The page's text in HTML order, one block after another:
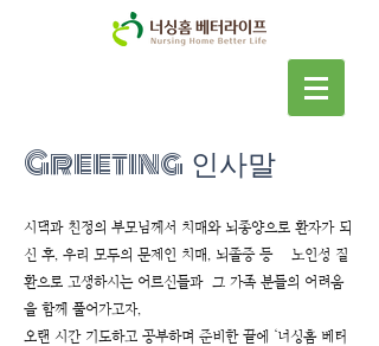
Greeting 인사말
시댁과 친정의 부모님께서 치매와 뇌종양으로 환자가 되
신 후, 우리 모두의 문제인 치매, 뇌졸증 등 노인성 질
환으로 고생하시는 어르신들과 그 가족 분들의 어려움
을 함께 풀어가고자,
오랜 시간 기도하고 공부하며 준비한 끝에 ‘너싱홈 베터